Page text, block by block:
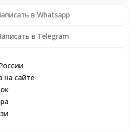
в Whatsapp
в Telegram
на сайте